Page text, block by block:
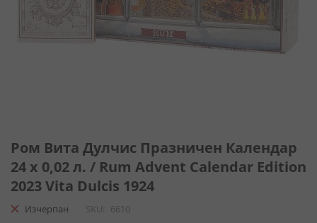
към
на
галерия
снимки
Ром Вита Дулчис Празничен Календар
24 х 0,02 л. / Rum Advent Calendar Edition
2023 Vita Dulcis 1924
Изчерпан SKU
6610